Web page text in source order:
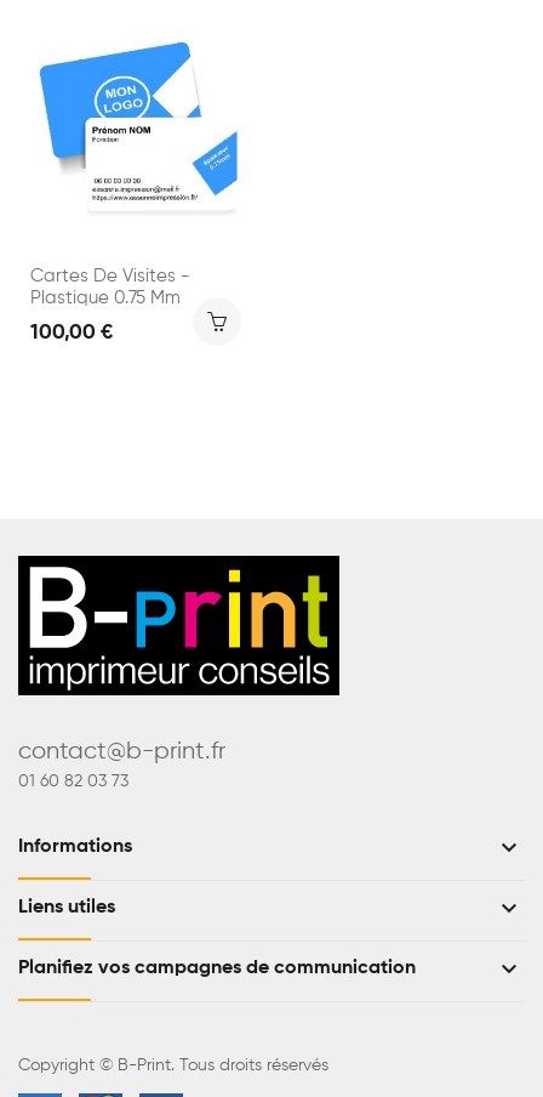
Cartes De Visites -
Plastique 0.75 Mm
100,00 €
contact@b-print.fr
01 60 82 03 73
Informations keyboard_arrow_down
Liens utiles keyboard_arrow_down
Planifiez vos campagnes de communication keyboard_arrow_down
Copyright © B-Print. Tous droits réservés